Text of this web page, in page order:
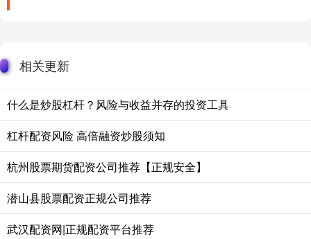
相关更新
什么是炒股杠杆？风险与收益并存的投资工具
杠杆配资风险 高倍融资炒股须知
杭州股票期货配资公司推荐【正规安全】
潜山县股票配资正规公司推荐
武汉配资网|正规配资平台推荐